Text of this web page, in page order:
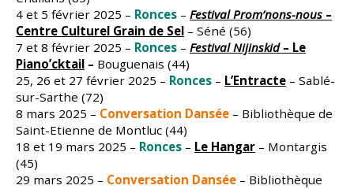
4 et 5 février 2025 – Ronces – Festival Prom’nons-nous –
Centre Culturel Grain de Sel – Séné (56)
7 et 8 février 2025 – Ronces – Festival Nijinskid– Le
Piano’cktail – Bouguenais (44)
25, 26 et 27 février 2025 – Ronces – L’Entracte – Sablé-
sur-Sarthe (72)
8 mars 2025 – Conversation Dansée – Bibliothèque de
Saint-Etienne de Montluc (44)
18 et 19 mars 2025 – Ronces – Le Hangar – Montargis
(45)
29 mars 2025 – Conversation Dansée – Bibliothèque